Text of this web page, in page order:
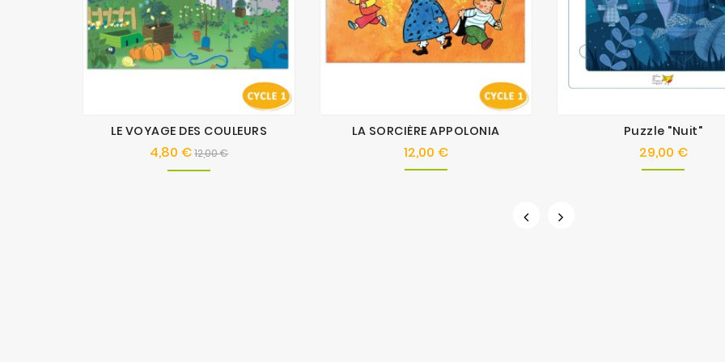
LE VOYAGE DES COULEURS
4,80 €Prix
de
12,00 €Prix
LA SORCIÈRE APPOLONIA
12,00 €Prix
Puzzle "Nuit"
29,00 €Prix